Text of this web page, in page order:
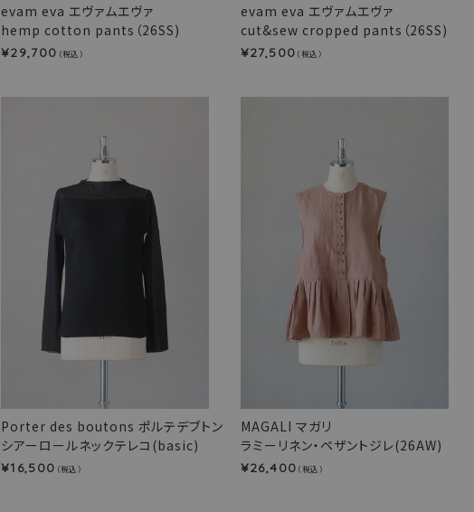
evam eva エヴァムエヴァ
hemp cotton pants（26SS)
¥29,700 （税込）
evam eva エヴァムエヴァ
cut&sew cropped pants（26SS)
¥27,500 （税込）
Porter des boutons ポルテデブトン
シアーロールネックテレコ(basic)
¥16,500 （税込）
MAGALI マガリ
ラミーリネン・ペザントジレ(26AW)
¥26,400 （税込）